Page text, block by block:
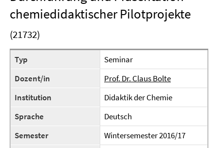
chemiedidaktischer Pilotprojekte
(21732)
Typ
Seminar
Dozent/in
Prof. Dr. Claus Bolte
Institution
Didaktik der Chemie
Sprache
Deutsch
Semester
Wintersemester 2016/17